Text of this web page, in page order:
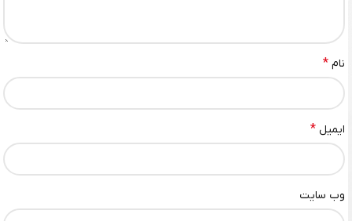
نام *
ایمیل *
وب‌ سایت